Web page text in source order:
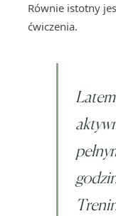
Równie istotny
ćwiczenia.